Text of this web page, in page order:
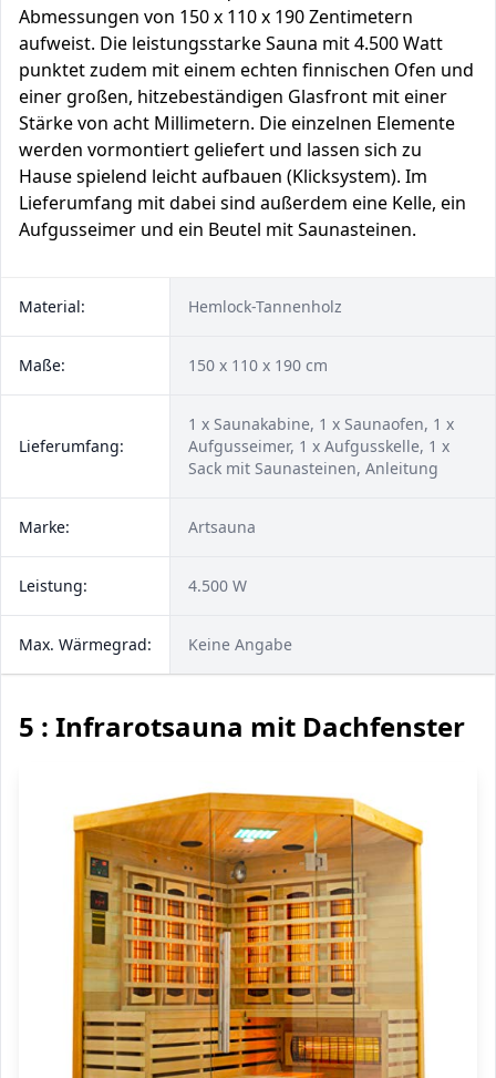
Abmessungen von 150 x 110 x 190 Zentimetern
aufweist. Die leistungsstarke Sauna mit 4.500 Watt
punktet zudem mit einem echten finnischen Ofen und
einer großen, hitzebeständigen Glasfront mit einer
Stärke von acht Millimetern. Die einzelnen Elemente
werden vormontiert geliefert und lassen sich zu
Hause spielend leicht aufbauen (Klicksystem). Im
Lieferumfang mit dabei sind außerdem eine Kelle, ein
Aufgusseimer und ein Beutel mit Saunasteinen.
Material: Hemlock-Tannenholz
Maße: 150 x 110 x 190 cm
Lieferumfang:
1 x Saunakabine, 1 x Saunaofen, 1 x
Aufgusseimer, 1 x Aufgusskelle, 1 x
Sack mit Saunasteinen, Anleitung
Marke: Artsauna
Leistung: 4.500 W
Max. Wärmegrad: Keine Angabe
5 : Infrarotsauna mit Dachfenster